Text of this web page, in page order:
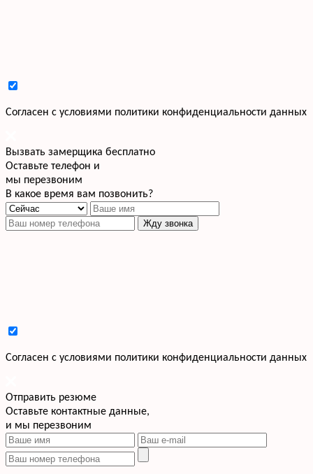
Cогласен с условиями политики конфиденциальности данных
Вызвать замерщика бесплатно
Оставьте телефон и
мы перезвоним
В какое время вам позвонить?
Жду звонка
Cогласен с условиями политики конфиденциальности данных
Отправить резюме
Оставьте контактные данные,
и мы перезвоним